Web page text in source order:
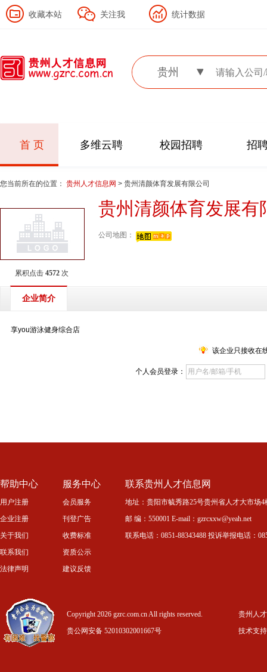
收藏本站 关注我 统计数据
贵州
首 页 多维云聘 校园招聘 招
您当前所在的位置： 贵州人才信息网 > 贵州清颜体育发展有限公司
累积点击 4572 次
贵州清颜体育发展有
公司地图：
企业简介
享you游泳健身综合店
该企业只接收在
个人会员登录：
帮助中心
用户注册
企业注册
关于我们
联系我们
法律声明
服务中心
会员服务
刊登广告
收费标准
资质公示
建议反馈
联系贵州人才信息网
地址：贵阳市毓秀路25号贵州省人才大市场
邮 编：550001 E-mail：gzrcxxw@yeah.net
联系电话：0851-88343488 投诉举报电话：
Copyright 2026 gzrc.com.cn All rights reserved.
贵公网安备 52010302001667号
贵州人
技术支